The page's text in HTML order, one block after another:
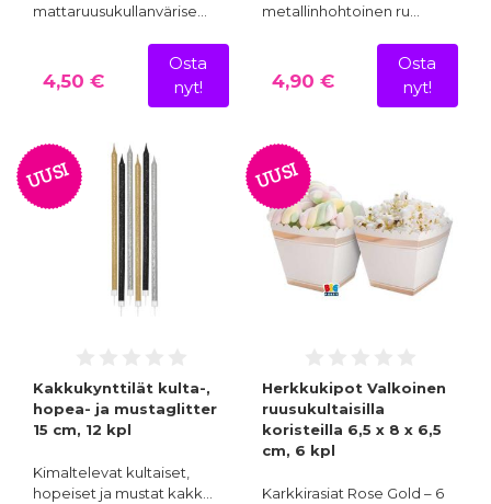
mattaruusukullanvärise…
4,50 €
Osta
nyt!
metallinhohtoinen ru…
4,90 €
Osta
nyt!
UUSI
Kakkukynttilät kulta-,
hopea- ja mustaglitter
15 cm, 12 kpl
Kimaltelevat kultaiset,
hopeiset ja mustat kakk…
UUSI
Herkkukipot Valkoinen
ruusukultaisilla
koristeilla 6,5 x 8 x 6,5
cm, 6 kpl
Karkkirasiat Rose Gold – 6